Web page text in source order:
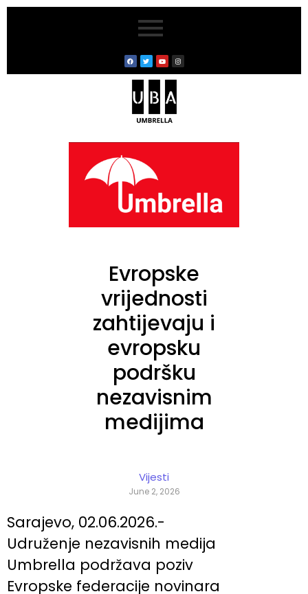
Evropske
vrijednosti
zahtijevaju i
evropsku
podršku
nezavisnim
medijima
Vijesti
June 2, 2026
Sarajevo, 02.06.2026.-
Udruženje nezavisnih medija
Umbrella podržava poziv
Evropske federacije novinara